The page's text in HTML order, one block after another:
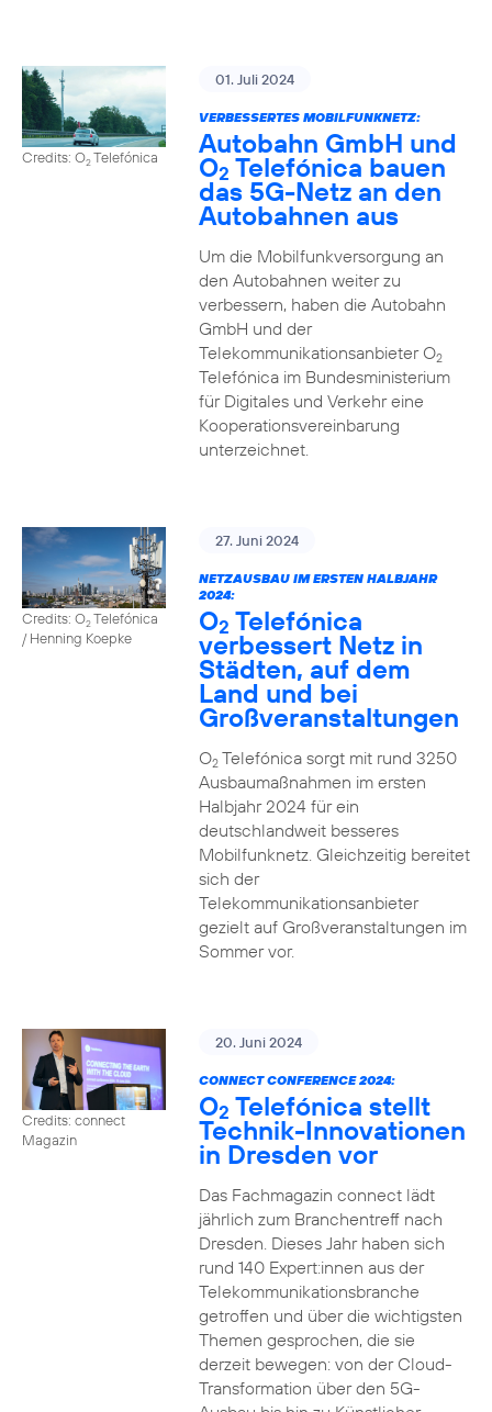
Credits: O2Telefónica
01. Juli 2024
VERBESSERTES MOBILFUNKNETZ:
Autobahn GmbH und
O2 Telefónica bauen
das 5G-Netz an den
Autobahnen aus
Um die Mobilfunkversorgung an
den Autobahnen weiter zu
verbessern, haben die Autobahn
GmbH und der
Telekommunikationsanbieter O2
Telefónica im Bundesministerium
für Digitales und Verkehr eine
Kooperationsvereinbarung
unterzeichnet.
Credits: O2Telefónica
/ Henning Koepke
27. Juni 2024
NETZAUSBAU IM ERSTEN HALBJAHR
2024:
O2 Telefónica
verbessert Netz in
Städten, auf dem
Land und bei
Großveranstaltungen
O2Telefónica sorgt mit rund 3250
Ausbaumaßnahmen im ersten
Halbjahr 2024 für ein
deutschlandweit besseres
Mobilfunknetz. Gleichzeitig bereitet
sich der
Telekommunikationsanbieter
gezielt auf Großveranstaltungen im
Sommer vor.
Credits: connect
Magazin
20. Juni 2024
CONNECT CONFERENCE 2024:
O2 Telefónica stellt
Technik-Innovationen
in Dresden vor
Das Fachmagazin connect lädt
jährlich zum Branchentreff nach
Dresden. Dieses Jahr haben sich
rund 140 Expert:innen aus der
Telekommunikationsbranche
getroffen und über die wichtigsten
Themen gesprochen, die sie
derzeit bewegen: von der Cloud-
Transformation über den 5G-